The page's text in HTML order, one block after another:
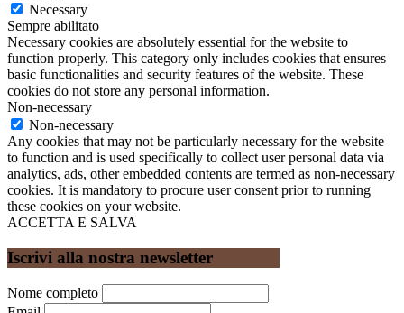
Necessary
Sempre abilitato
Necessary cookies are absolutely essential for the website to
function properly. This category only includes cookies that ensures
basic functionalities and security features of the website. These
cookies do not store any personal information.
Non-necessary
Non-necessary
Any cookies that may not be particularly necessary for the website
to function and is used specifically to collect user personal data via
analytics, ads, other embedded contents are termed as non-necessary
cookies. It is mandatory to procure user consent prior to running
these cookies on your website.
ACCETTA E SALVA
Iscrivi alla nostra newsletter
Nome completo